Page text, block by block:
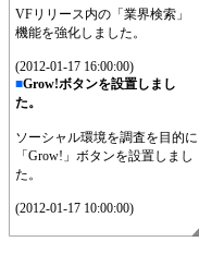
VFリリース内の「業界検索」
機能を強化しました。
(2012-01-17 16:00:00)
■Grow!ボタンを設置しまし
た。
ソーシャル環境を調査を目的に
「Grow!」ボタンを設置しまし
た。
(2012-01-17 10:00:00)